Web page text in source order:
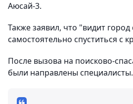
Аюсай-3.
Также заявил, что "видит
самостоятельно спуститься с
После вызова на поисково-
были направлены специалисты.